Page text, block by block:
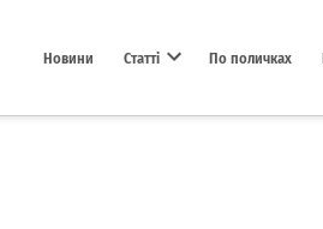
Новини Статті По поличках